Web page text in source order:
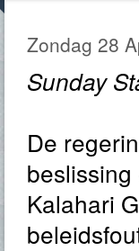
Zondag 28
Sunday
De
Kalahari